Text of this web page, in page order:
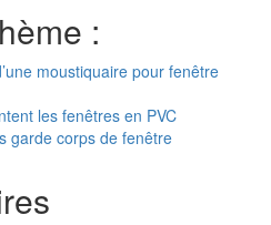
:
moustiquaire pour fenêtre
les fenêtres en PVC
garde corps de fenêtre